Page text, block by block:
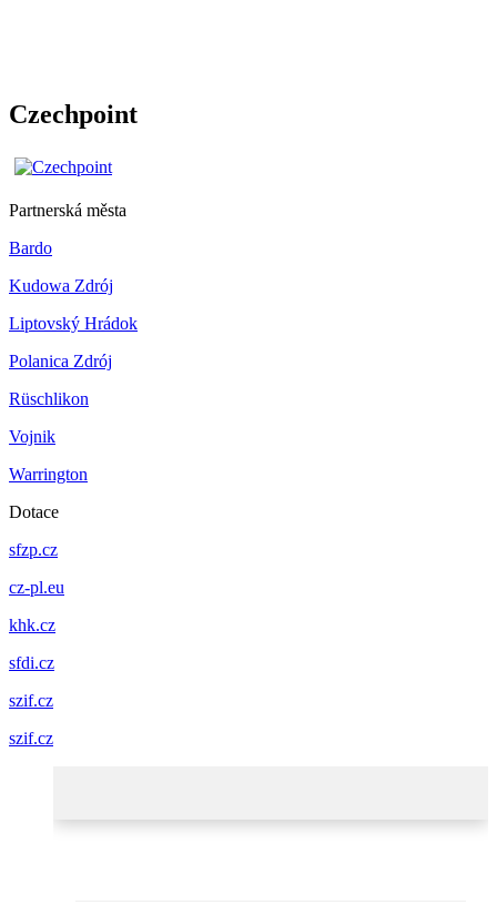
Czechpoint
Partnerská města
Bardo
Kudowa Zdrój
Liptovský Hrádok
Polanica Zdrój
Rüschlikon
Vojnik
Warrington
Dotace
sfzp.cz
cz-pl.eu
khk.cz
sfdi.cz
szif.cz
szif.cz